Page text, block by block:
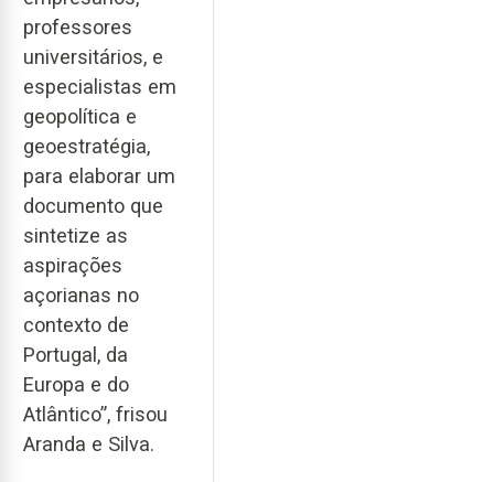
professores
universitários, e
especialistas em
geopolítica e
geoestratégia,
para elaborar um
documento que
sintetize as
aspirações
açorianas no
contexto de
Portugal, da
Europa e do
Atlântico”, frisou
Aranda e Silva.